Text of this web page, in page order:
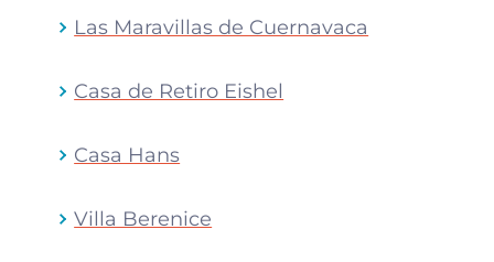
Las Maravillas de Cuernavaca
Casa de Retiro Eishel
Casa Hans
Villa Berenice